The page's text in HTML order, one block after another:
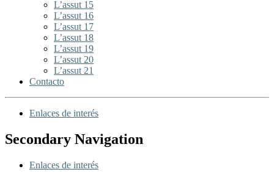
L’assut 15
L’assut 16
L’assut 17
L’assut 18
L’assut 19
L’assut 20
L’assut 21
Contacto
Enlaces de interés
Secondary Navigation
Enlaces de interés